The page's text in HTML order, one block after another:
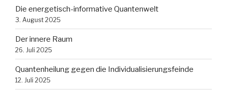
Die energetisch-informative Quantenwelt
3. August 2025
Der innere Raum
26. Juli 2025
Quantenheilung gegen die Individualisierungsfeinde
12. Juli 2025